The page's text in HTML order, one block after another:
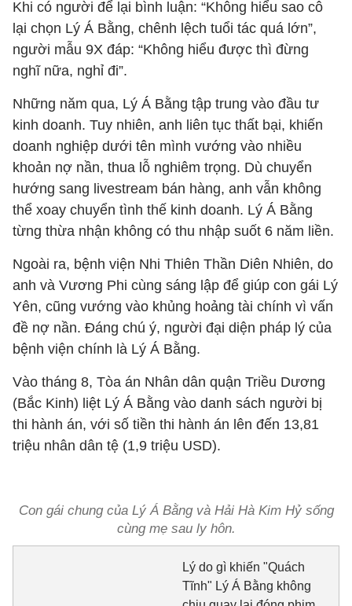
Khi có người để lại bình luận: “Không hiểu sao cô
lại chọn Lý Á Bằng, chênh lệch tuổi tác quá lớn”,
người mẫu 9X đáp: “Không hiểu được thì đừng
nghĩ nữa, nghỉ đi”.
Những năm qua, Lý Á Bằng tập trung vào đầu tư
kinh doanh. Tuy nhiên, anh liên tục thất bại, khiến
doanh nghiệp dưới tên mình vướng vào nhiều
khoản nợ nần, thua lỗ nghiêm trọng. Dù chuyển
hướng sang livestream bán hàng, anh vẫn không
thể xoay chuyển tình thế kinh doanh. Lý Á Bằng
từng thừa nhận không có thu nhập suốt 6 năm liền.
Ngoài ra, bệnh viện Nhi Thiên Thần Diên Nhiên, do
anh và Vương Phi cùng sáng lập để giúp con gái Lý
Yên, cũng vướng vào khủng hoảng tài chính vì vấn
đề nợ nần. Đáng chú ý, người đại diện pháp lý của
bệnh viện chính là Lý Á Bằng.
Vào tháng 8, Tòa án Nhân dân quận Triều Dương
(Bắc Kinh) liệt Lý Á Bằng vào danh sách người bị
thi hành án, với số tiền thi hành án lên đến 13,81
triệu nhân dân tệ (1,9 triệu USD).
Con gái chung của Lý Á Bằng và Hải Hà Kim Hỷ sống
cùng mẹ sau ly hôn.
Lý do gì khiến "Quách
Tĩnh" Lý Á Bằng không